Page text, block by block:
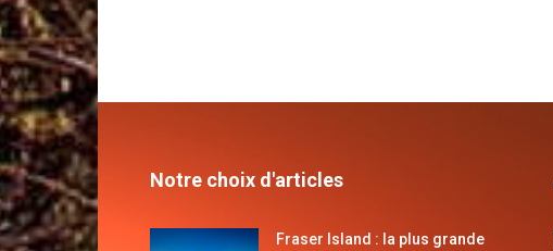
Notre choix d'articles
Fraser Island : la plus grande